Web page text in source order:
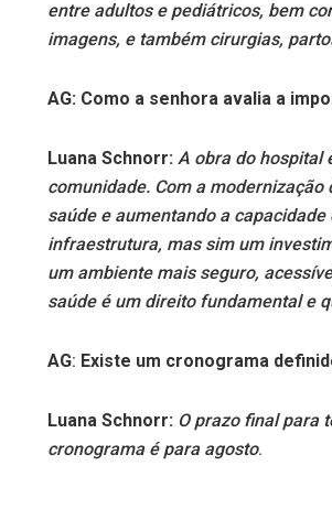
entre adultos e pediátricos, bem
imagens, e também cirurgias,
AG: Como a senhora avalia a
Luana Schnorr: A obra do hospital
comunidade. Com a
saúde e aumentando a
infraestrutura, mas sim um
um ambiente mais seguro,
saúde é um direito fundamental e
AG: Existe um cronograma
Luana Schnorr: O prazo final para
cronograma é para agosto.